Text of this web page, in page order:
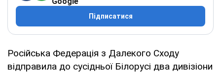
Підписатися
Російська Федерація з Далекого Сходу
відправила до сусідньої Білорусі два дивізіони